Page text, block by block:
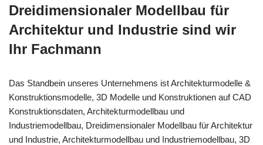
Dreidimensionaler Modellbau für
Architektur und Industrie sind wir
Ihr Fachmann
Das Standbein unseres Unternehmens ist Architekturmodelle &
Konstruktionsmodelle, 3D Modelle und Konstruktionen auf CAD
Konstruktionsdaten, Architekturmodellbau und
Industriemodellbau, Dreidimensionaler Modellbau für Architektur
und Industrie, Architekturmodellbau und Industriemodellbau, 3D